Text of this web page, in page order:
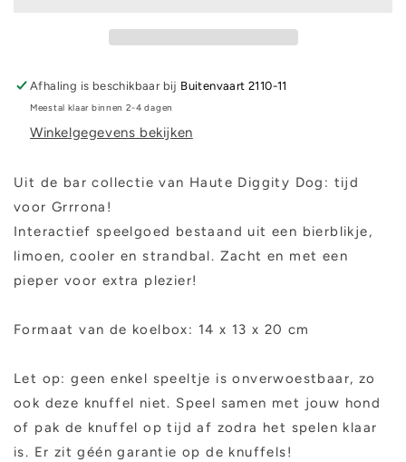
Afhaling is beschikbaar bij Buitenvaart 2110-11
Meestal klaar binnen 2-4 dagen
Winkelgegevens bekijken
Uit de bar collectie van Haute Diggity Dog: tijd
voor Grrrona!
Interactief speelgoed bestaand uit een bierblikje,
limoen, cooler en strandbal. Zacht en met een
pieper voor extra plezier!
Formaat van de koelbox: 14 x 13 x 20 cm
Let op: geen enkel speeltje is onverwoestbaar, zo
ook deze knuffel niet. Speel samen met jouw hond
of pak de knuffel op tijd af zodra het spelen klaar
is. Er zit géén garantie op de knuffels!